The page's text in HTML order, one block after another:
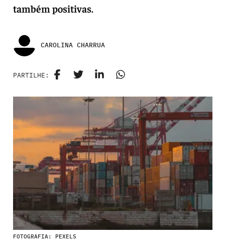
também positivas.
CAROLINA CHARRUA
PARTILHE:
FOTOGRAFIA: PEXELS